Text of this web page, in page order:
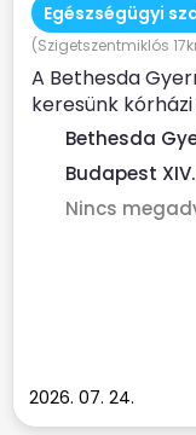
Egészségügyi
(Szigetszentmiklós
A Bethesda
keresünk
dietetikus...
Bethesda
Budapest
Nincs
2026. 07. 24.